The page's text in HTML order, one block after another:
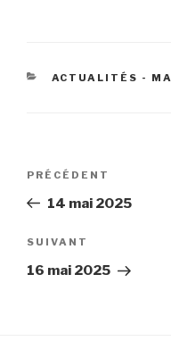
CATÉGORIES
ACTUALITÉS -
Navigation
l’article
Article
précédent
PRÉCÉDENT
14 mai 2025
Article
suivant
SUIVANT
16 mai 2025